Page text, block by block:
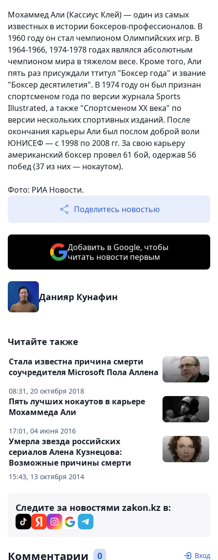
Мохаммед Али (Кассиус Клей) — один из самых
известных в истории боксеров-профессионалов. В
1960 году он стал чемпионом Олимпийских игр. В
1964-1966, 1974-1978 годах являлся абсолютным
чемпионом мира в тяжелом весе. Кроме того, Али
пять раз присуждали ттитул "Боксер года" и звание
"Боксер десятилетия". В 1974 году он был признан
спортсменом года по версии журнала Sports
Illustrated, а также "Спортсменом ХХ века" по
версии нескольких спортивных изданий. После
окончания карьеры Али был послом доброй воли
ЮНИСЕФ — с 1998 по 2008 гг. За свою карьеру
американский боксер провел 61 бой, одержав 56
побед (37 из них — нокаутом).
Фото: РИА Новости.
Поделитесь новостью
Добавить в Google, чтобы
читать новости первым
Данияр Кунафин
Читайте также
08:31, 20 октября 2018
Стала известна причина смерти
соучредителя Microsoft Пола Аллена
17:01, 04 июня 2016
Пять лучших нокаутов в карьере
Мохаммеда Али
15:43, 13 октября 2014
Умерла звезда российских
сериалов Алена Кузнецова:
Возможные причины смерти
Следите за новостями zakon.kz в:
Комментарии 0 Вход